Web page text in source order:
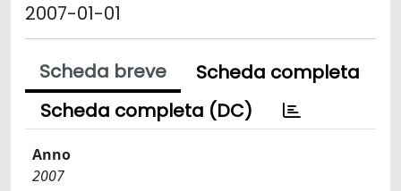
2007-01-01
Scheda breve
Scheda completa
Scheda completa (DC)
Anno
2007